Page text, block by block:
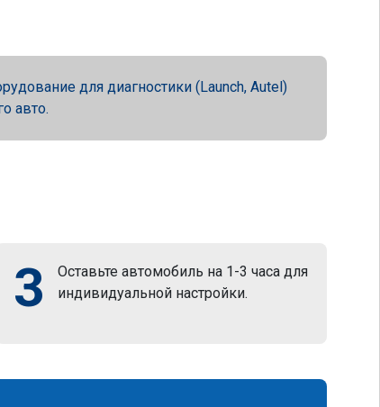
для диагностики (Launch, Autel)
авто.
3
Оставьте автомобиль на 1-3 часа для
индивидуальной настройки.